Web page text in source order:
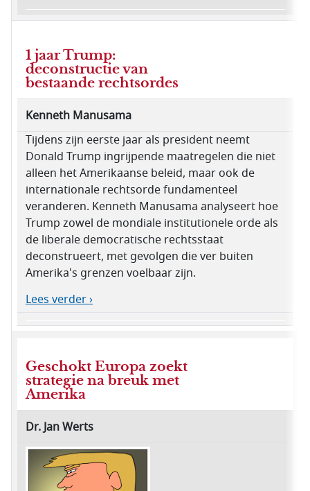
1 jaar Trump:
deconstructie van
bestaande rechtsordes
Kenneth Manusama
Tijdens zijn eerste jaar als president neemt
Donald Trump ingrijpende maatregelen die niet
alleen het Amerikaanse beleid, maar ook de
internationale rechtsorde fundamenteel
veranderen. Kenneth Manusama analyseert hoe
Trump zowel de mondiale institutionele orde als
de liberale democratische rechtsstaat
deconstrueert, met gevolgen die ver buiten
Amerika's grenzen voelbaar zijn.
Lees verder ›
Geschokt Europa zoekt
strategie na breuk met
Amerika
Dr. Jan Werts